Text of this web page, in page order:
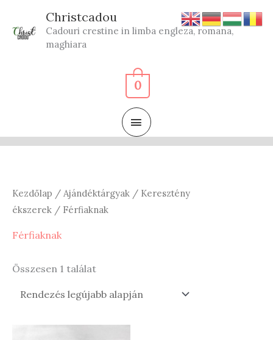
content
Christcadou
Cadouri crestine in limba engleza, romana,
maghiara
MAIN
MENU
0
Kezdőlap / Ajándéktárgyak / Keresztény
ékszerek / Férfiaknak
Férfiaknak
Összesen 1 találat